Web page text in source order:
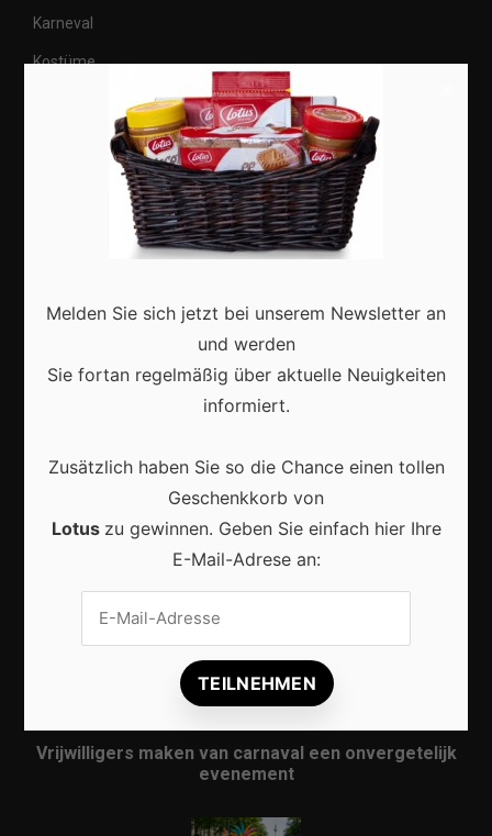
Karneval
Kostüme
Veranstaltungen
Karneval in Deutschland: Traditionen, Kostüme und
Vrijwilligers maken van carnaval een onvergetelijk
evenement
Melden Sie sich jetzt bei unserem Newsletter an
und werden
Sie fortan regelmäßig über aktuelle Neuigkeiten
informiert.
Zusätzlich haben Sie so die Chance einen tollen
Geschenkkorb von
Lotus zu gewinnen. Geben Sie einfach hier Ihre
E-Mail-Adrese an: